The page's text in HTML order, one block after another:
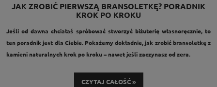
JAK ZROBIĆ PIERWSZĄ BRANSOLETKĘ? PORADNIK
KROK PO KROKU
Jeśli od dawna chciałaś spróbować stworzyć biżuterię własnoręcznie, to
ten poradnik jest dla Ciebie. Pokażemy dokładnie, jak zrobić bransoletkę z
kamieni naturalnych krok po kroku – nawet jeśli zaczynasz od zera.
CZYTAJ CAŁOŚĆ »